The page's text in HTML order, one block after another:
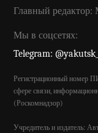
Главный
Мы в соцсетях:
Telegram:
Регистрационный номер
сфере связи,
(Роскомнадзор)
Учредитель и издатель: